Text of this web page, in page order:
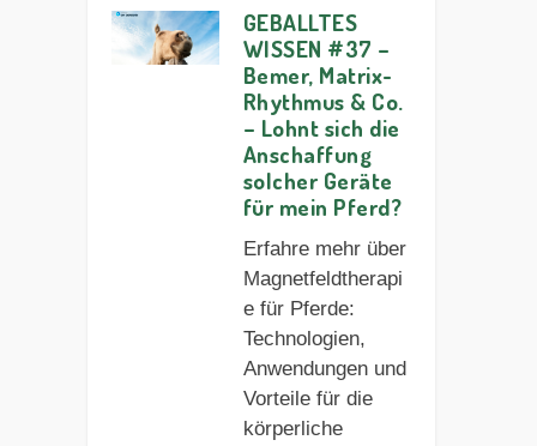
GEBALLTES
WISSEN #37 –
Bemer, Matrix-
Rhythmus & Co.
– Lohnt sich die
Anschaffung
solcher Geräte
für mein Pferd?
Erfahre mehr über
Magnetfeldtherapi
e für Pferde:
Technologien,
Anwendungen und
Vorteile für die
körperliche